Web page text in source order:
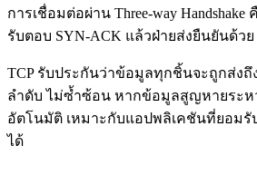
การเชื่อมต่อผ่าน Three-way Handshake
รับตอบ SYN-ACK แล้วฝ่ายส่งยืนยันด้วย
TCP รับประกันว่าข้อมูลทุกชิ้นจะถูกส่ง
ลำดับ ไม่ซ้ำซ้อน หากข้อมูลสูญหายระหว่
อัตโนมัติ เหมาะกับแอปพลิเคชันที่ยอมรั
ได้